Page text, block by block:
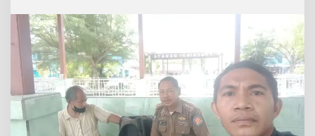
r
a
n
W
a
r
g
,